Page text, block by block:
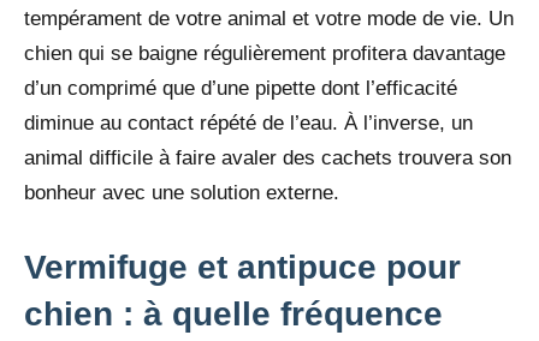
tempérament de votre animal et votre mode de vie. Un
chien qui se baigne régulièrement profitera davantage
d’un comprimé que d’une pipette dont l’efficacité
diminue au contact répété de l’eau. À l’inverse, un
animal difficile à faire avaler des cachets trouvera son
bonheur avec une solution externe.
Vermifuge et antipuce pour
chien : à quelle fréquence